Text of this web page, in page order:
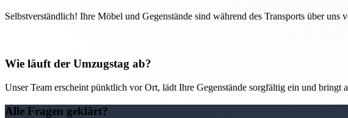
Selbstverständlich! Ihre Möbel und Gegenstände sind während des Transports über uns
Wie läuft der Umzugstag ab?
Unser Team erscheint pünktlich vor Ort, lädt Ihre Gegenstände sorgfältig ein und bringt
Alle Fragen geklärt?